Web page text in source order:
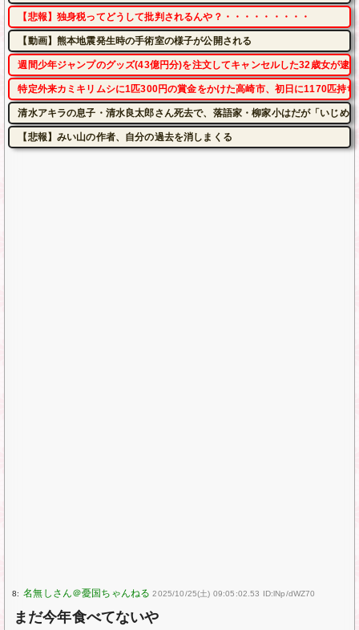
【悲報】独身税ってどうして批判されるんや？・・・・・・・・・
【動画】熊本地震発生時の手術室の様子が公開される
週間少年ジャンプのグッズ(43億円分)を注文してキャンセルした32歳女が逮捕
特定外来カミキリムシに1匹300円の賞金をかけた高崎市、初日に1170匹持ち
清水アキラの息子・清水良太郎さん死去で、落語家・柳家小はだが「いじめ
【悲報】みい山の作者、自分の過去を消しまくる
8: 2025/10/25(土) 09:05:02.53 ID:lNp/dWZ70
まだ今年食べてないや